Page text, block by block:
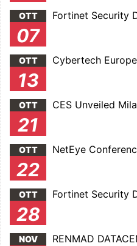
OTT
07
Fortinet Security
OTT
13
Cybertech
OTT
21
CES Unveiled
OTT
22
NetEye
OTT
28
Fortinet Security
NOV RENMAD